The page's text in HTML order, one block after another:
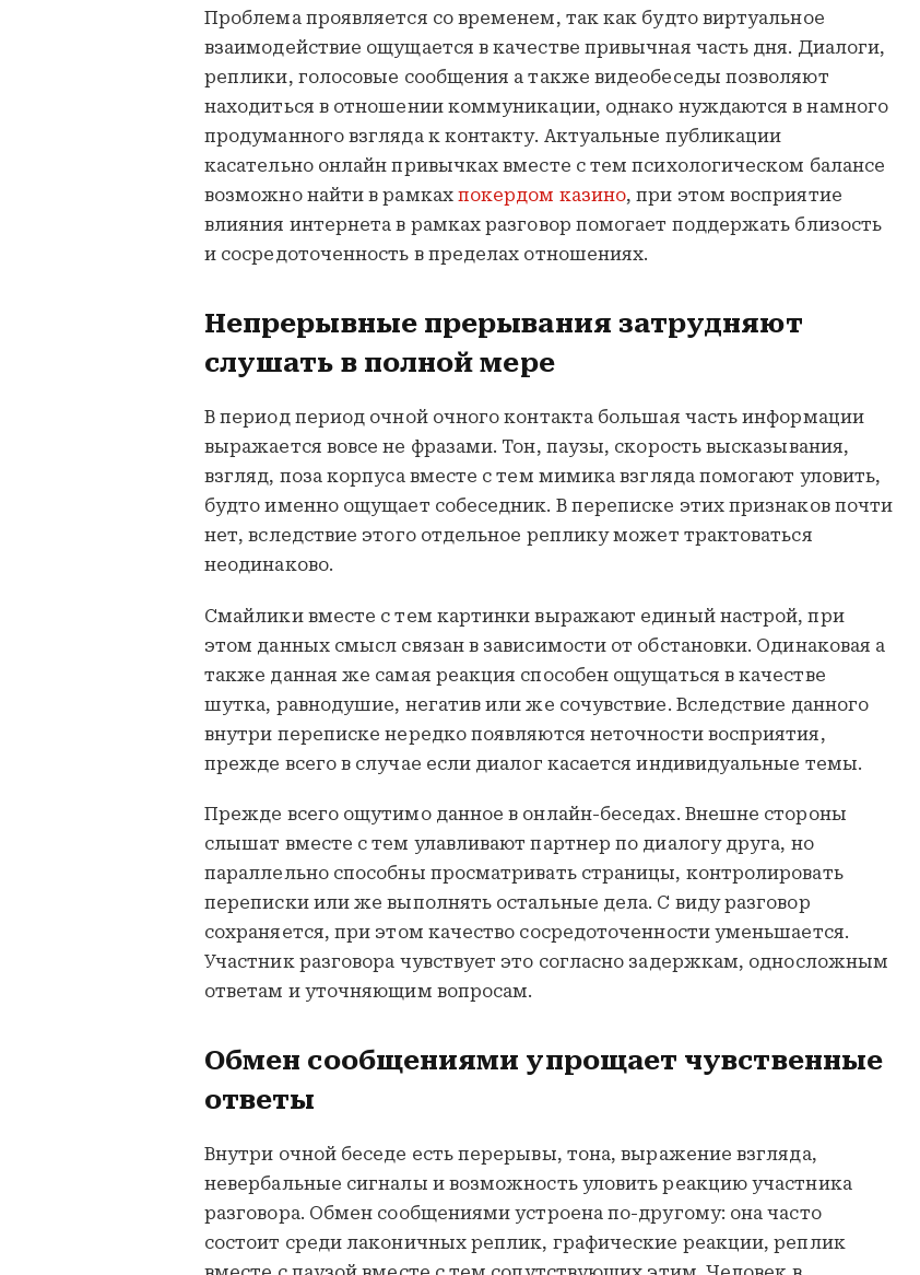
Проблема проявляется со временем, так как будто виртуальное
взаимодействие ощущается в качестве привычная часть дня. Диалоги,
реплики, голосовые сообщения а также видеобеседы позволяют
находиться в отношении коммуникации, однако нуждаются в намного
продуманного взгляда к контакту. Актуальные публикации
касательно онлайн привычках вместе с тем психологическом балансе
возможно найти в рамках покердом казино, при этом восприятие
влияния интернета в рамках разговор помогает поддержать близость
и сосредоточенность в пределах отношениях.
Непрерывные прерывания затрудняют
слушать в полной мере
В период период очной очного контакта большая часть информации
выражается вовсе не фразами. Тон, паузы, скорость высказывания,
взгляд, поза корпуса вместе с тем мимика взгляда помогают уловить,
будто именно ощущает собеседник. В переписке этих признаков почти
нет, вследствие этого отдельное реплику может трактоваться
неодинаково.
Смайлики вместе с тем картинки выражают единый настрой, при
этом данных смысл связан в зависимости от обстановки. Одинаковая а
также данная же самая реакция способен ощущаться в качестве
шутка, равнодушие, негатив или же сочувствие. Вследствие данного
внутри переписке нередко появляются неточности восприятия,
прежде всего в случае если диалог касается индивидуальные темы.
Прежде всего ощутимо данное в онлайн-беседах. Внешне стороны
слышат вместе с тем улавливают партнер по диалогу друга, но
параллельно способны просматривать страницы, контролировать
переписки или же выполнять остальные дела. С виду разговор
сохраняется, при этом качество сосредоточенности уменьшается.
Участник разговора чувствует это согласно задержкам, односложным
ответам и уточняющим вопросам.
Обмен сообщениями упрощает чувственные
ответы
Внутри очной беседе есть перерывы, тона, выражение взгляда,
невербальные сигналы и возможность уловить реакцию участника
разговора. Обмен сообщениями устроена по-другому: она часто
состоит среди лаконичных реплик, графические реакции, реплик